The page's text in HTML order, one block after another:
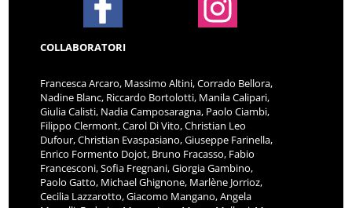
COLLABORATORI
Francesca Arcaro, Massimo Altini, Corrado Bellora,
Nadine Blanc, Riccardo Bortolotti, Manila Calipari,
Giulia Calisti, Nadia Camposaragna, Paolo Ciambi,
Filippo Clermont, Carol Di Vito, Christian Leo
Dufour, Christian Evaspasiano, Giuseppe Farinella,
Enrico Formento Dojot, Bruno Fracasso, Fabio
Francesconi, Sofia Fregnani, Giorgia Gambino,
Paolo Gatto, Michael Ghignone, Marlène Jorrioz,
Cecilia Lazzarotto, Giacomo Mangano, Angela